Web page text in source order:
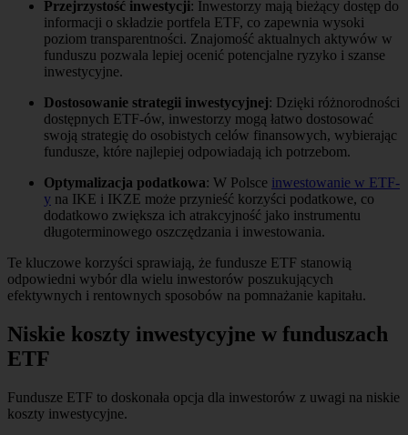
Przejrzystość inwestycji: Inwestorzy mają bieżący dostęp do
informacji o składzie portfela ETF, co zapewnia wysoki
poziom transparentności. Znajomość aktualnych aktywów w
funduszu pozwala lepiej ocenić potencjalne ryzyko i szanse
inwestycyjne.
Dostosowanie strategii inwestycyjnej: Dzięki różnorodności
dostępnych ETF-ów, inwestorzy mogą łatwo dostosować
swoją strategię do osobistych celów finansowych, wybierając
fundusze, które najlepiej odpowiadają ich potrzebom.
Optymalizacja podatkowa: W Polsce inwestowanie w ETF-
y na IKE i IKZE może przynieść korzyści podatkowe, co
dodatkowo zwiększa ich atrakcyjność jako instrumentu
długoterminowego oszczędzania i inwestowania.
Te kluczowe korzyści sprawiają, że fundusze ETF stanowią
odpowiedni wybór dla wielu inwestorów poszukujących
efektywnych i rentownych sposobów na pomnażanie kapitału.
Niskie koszty inwestycyjne w funduszach
ETF
Fundusze ETF to doskonała opcja dla inwestorów z uwagi na niskie
koszty inwestycyjne.